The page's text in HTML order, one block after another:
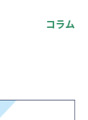
コラム